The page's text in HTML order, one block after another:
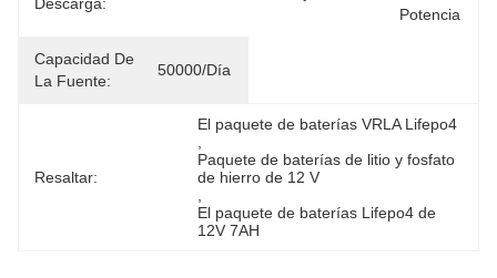
Potencia
Capacidad De
La Fuente:
50000/día
Resaltar:
El paquete de baterías VRLA Lifepo4
Paquete de baterías de litio y fosfato
de hierro de 12 V
El paquete de baterías Lifepo4 de
12V 7AH